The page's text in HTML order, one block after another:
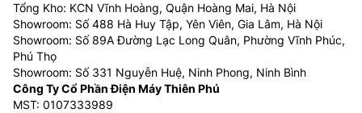
Tổng Kho: KCN Vĩnh Hoàng, Quận Hoàng Mai, Hà Nội
Showroom: Số 488 Hà Huy Tập, Yên Viên, Gia Lâm, Hà Nội
Showroom: Số 89A Đường Lạc Long Quân, Phường Vĩnh Phúc,
Phú Thọ
Showroom: Số 331 Nguyễn Huệ, Ninh Phong, Ninh Bình
Công Ty Cổ Phần Điện Máy Thiên Phú
MST: 0107333989